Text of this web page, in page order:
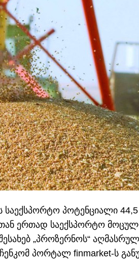
პოტენციალი
ერთად საექსპორტო
„პროზერნოს“
პორტალ finmarket-ს